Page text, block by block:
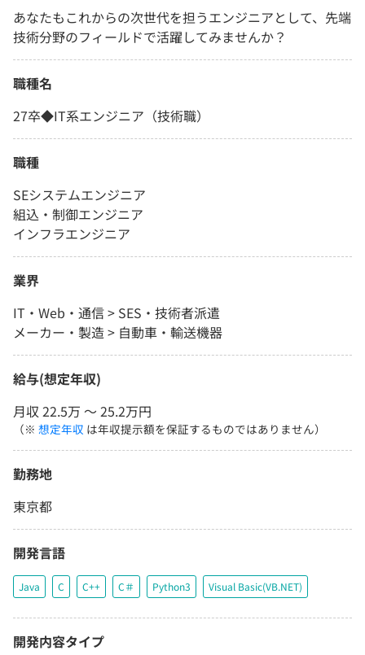
あなたもこれからの次世代を担うエンジニアとして、先端
技術分野のフィールドで活躍してみませんか？
職種名
27卒◆IT系エンジニア（技術職）
職種
SEシステムエンジニア
組込・制御エンジニア
インフラエンジニア
業界
IT・Web・通信 > SES・技術者派遣
メーカー・製造 > 自動車・輸送機器
給与(想定年収)
月収 22.5万 〜 25.2万円
（※ 想定年収 は年収提示額を保証するものではありません）
勤務地
東京都
開発言語
Java C C++ C＃ Python3 Visual Basic(VB.NET)
開発内容タイプ